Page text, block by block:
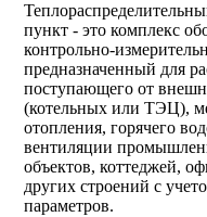
пункт - это комплекс
контрольно-
предназначенный для
поступающего от
(котельных или ТЭЦ),
отопления, горячего
вентиляции
объектов, коттеджей,
других строений с
параметров.